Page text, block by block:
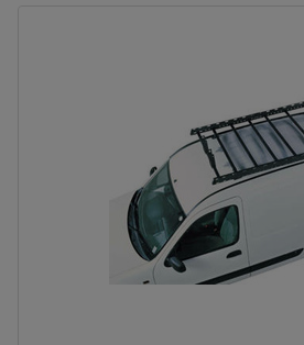
duża powierzchnia ładunkowa
stalowa